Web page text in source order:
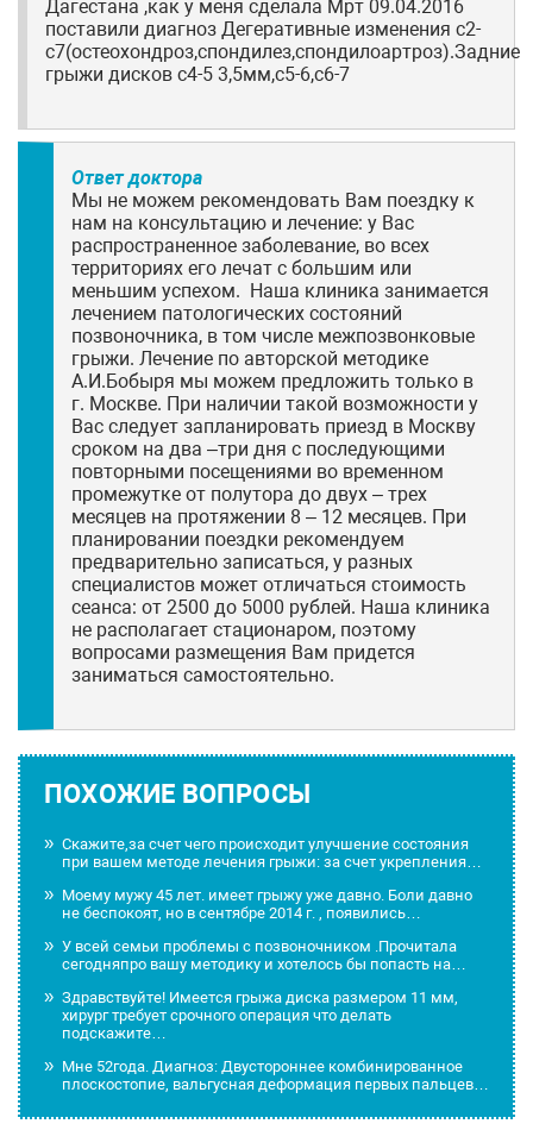
Дагестана ,как у меня сделала Мрт 09.04.2016
поставили диагноз Дегеративные изменения с2-
с7(остеохондроз,спондилез,спондилоартроз).Задние
грыжи дисков с4-5 3,5мм,с5-6,с6-7
Ответ доктора
Мы не можем рекомендовать Вам поездку к
нам на консультацию и лечение: у Вас
распространенное заболевание, во всех
территориях его лечат с большим или
меньшим успехом. Наша клиника занимается
лечением патологических состояний
позвоночника, в том числе межпозвонковые
грыжи. Лечение по авторской методике
А.И.Бобыря мы можем предложить только в
г. Москве. При наличии такой возможности у
Вас следует запланировать приезд в Москву
сроком на два –три дня с последующими
повторными посещениями во временном
промежутке от полутора до двух – трех
месяцев на протяжении 8 – 12 месяцев. При
планировании поездки рекомендуем
предварительно записаться, у разных
специалистов может отличаться стоимость
сеанса: от 2500 до 5000 рублей. Наша клиника
не располагает стационаром, поэтому
вопросами размещения Вам придется
заниматься самостоятельно.
ПОХОЖИЕ ВОПРОСЫ
Скажите,за счет чего происходит улучшение состояния
при вашем методе лечения грыжи: за счет укрепления…
Моему мужу 45 лет. имеет грыжу уже давно. Боли давно
не беспокоят, но в сентябре 2014 г. , появились…
У всей семьи проблемы с позвоночником .Прочитала
сегодняпро вашу методику и хотелось бы попасть на…
Здравствуйте! Имеется грыжа диска размером 11 мм,
хирург требует срочного операция что делать
подскажите…
Мне 52года. Диагноз: Двустороннее комбинированное
плоскостопие, вальгусная деформация первых пальцев…